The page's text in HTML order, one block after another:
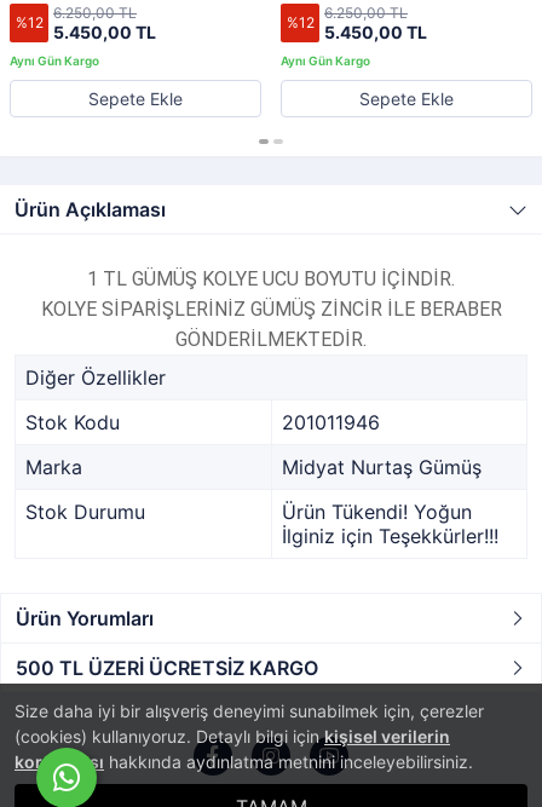
Size daha iyi bir alışveriş deneyimi sunabilmek için, çerezler
(cookies) kullanıyoruz. Detaylı bilgi içinkişisel verilerin
korunması hakkında aydınlatma metnini inceleyebilirsiniz.
%12 5.450,00 TL
6.250,00 TL
Sepete Ekle
%12 5.450,00 TL
6.250,00 TL
Sepete Ekle
Ürün Açıklaması
1 TL GÜMÜŞ KOLYE UCU BOYUTU İÇİNDİR.
KOLYE SİPARİŞLERİNİZ GÜMÜŞ ZİNCİR İLE BERABER
GÖNDERİLMEKTEDİR.
Diğer Özellikler
Stok Kodu
201011946
Marka
Midyat Nurtaş Gümüş
Stok Durumu
Ürün Tükendi! Yoğun
İlginiz için Teşekkürler!!!
Ürün Yorumları
500 TL ÜZERİ ÜCRETSİZ KARGO